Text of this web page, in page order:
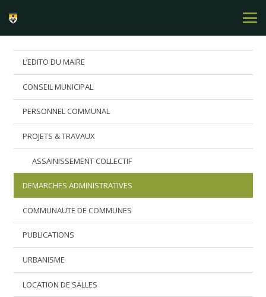
L’EDITO DU MAIRE
CONSEIL MUNICIPAL
PERSONNEL COMMUNAL
PROJETS & TRAVAUX
ASSAINISSEMENT COLLECTIF
DEMARCHES ADMINISTRATIVES
COMMUNAUTE DE COMMUNES
PUBLICATIONS
URBANISME
LOCATION DE SALLES